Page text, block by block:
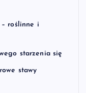
– roślinne i
starzenia się
stawy